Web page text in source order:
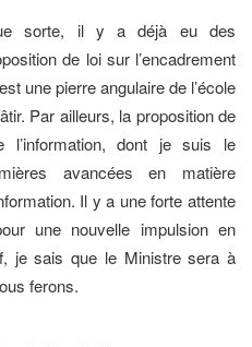
sorte, il y a déjà eu des
de loi sur l’encadrement
une pierre angulaire de l’école
Par ailleurs, la proposition de
l’information, dont je suis le
avancées en matière
Il y a une forte attente
une nouvelle impulsion en
je sais que le Ministre sera à
ferons.